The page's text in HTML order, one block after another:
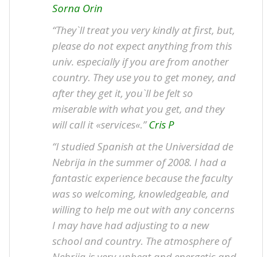
Sorna Orin
“They`ll treat you very kindly at first, but,
please do not expect anything from this
univ. especially if you are from another
country. They use you to get money, and
after they get it, you`ll be felt so
miserable with what you get, and they
will call it «services«.” Cris P
“I studied Spanish at the Universidad de
Nebrija in the summer of 2008. I had a
fantastic experience because the faculty
was so welcoming, knowledgeable, and
willing to help me out with any concerns
I may have had adjusting to a new
school and country. The atmosphere of